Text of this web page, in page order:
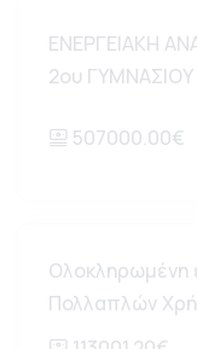
ΕΝΕΡΓΕΙΑΚΗ
2ου ΓΥΜΝΑΣΙΟΥ
507000.00€
Ολοκληρωμένη
Πολλαπλών